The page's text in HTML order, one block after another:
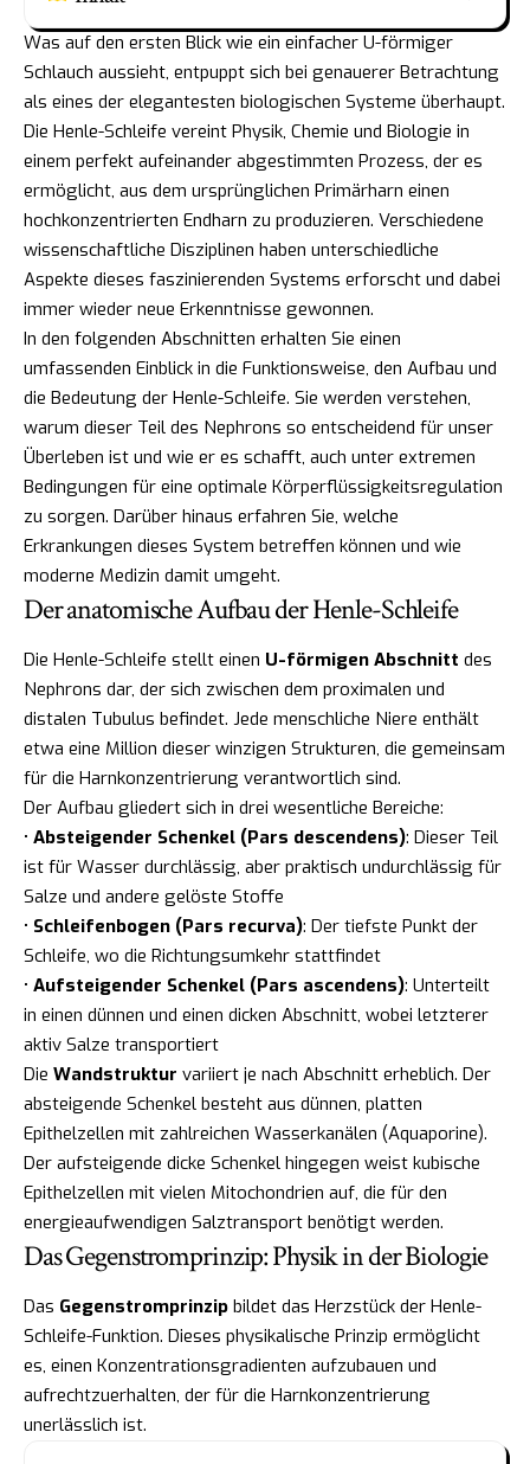
Was auf den ersten Blick wie ein einfacher U-förmiger
Schlauch aussieht, entpuppt sich bei genauerer Betrachtung
als eines der elegantesten biologischen Systeme überhaupt.
Die Henle-Schleife vereint Physik, Chemie und Biologie in
einem perfekt aufeinander abgestimmten Prozess, der es
ermöglicht, aus dem ursprünglichen Primärharn einen
hochkonzentrierten Endharn zu produzieren. Verschiedene
wissenschaftliche Disziplinen haben unterschiedliche
Aspekte dieses faszinierenden Systems erforscht und dabei
immer wieder neue Erkenntnisse gewonnen.
In den folgenden Abschnitten erhalten Sie einen
umfassenden Einblick in die Funktionsweise, den Aufbau und
die Bedeutung der Henle-Schleife. Sie werden verstehen,
warum dieser Teil des Nephrons so entscheidend für unser
Überleben ist und wie er es schafft, auch unter extremen
Bedingungen für eine optimale Körperflüssigkeitsregulation
zu sorgen. Darüber hinaus erfahren Sie, welche
Erkrankungen dieses System betreffen können und wie
moderne Medizin damit umgeht.
Der anatomische Aufbau der Henle-Schleife
Die Henle-Schleife stellt einen U-förmigen Abschnitt des
Nephrons dar, der sich zwischen dem proximalen und
distalen Tubulus befindet. Jede menschliche Niere enthält
etwa eine Million dieser winzigen Strukturen, die gemeinsam
für die Harnkonzentrierung verantwortlich sind.
Der Aufbau gliedert sich in drei wesentliche Bereiche:
• Absteigender Schenkel (Pars descendens): Dieser Teil
ist für Wasser durchlässig, aber praktisch undurchlässig für
Salze und andere gelöste Stoffe
• Schleifenbogen (Pars recurva): Der tiefste Punkt der
Schleife, wo die Richtungsumkehr stattfindet
• Aufsteigender Schenkel (Pars ascendens): Unterteilt
in einen dünnen und einen dicken Abschnitt, wobei letzterer
aktiv Salze transportiert
Die Wandstruktur variiert je nach Abschnitt erheblich. Der
absteigende Schenkel besteht aus dünnen, platten
Epithelzellen mit zahlreichen Wasserkanälen (Aquaporine).
Der aufsteigende dicke Schenkel hingegen weist kubische
Epithelzellen mit vielen Mitochondrien auf, die für den
energieaufwendigen Salztransport benötigt werden.
Das Gegenstromprinzip: Physik in der Biologie
Das Gegenstromprinzip bildet das Herzstück der Henle-
Schleife-Funktion. Dieses physikalische Prinzip ermöglicht
es, einen Konzentrationsgradienten aufzubauen und
aufrechtzuerhalten, der für die Harnkonzentrierung
unerlässlich ist.